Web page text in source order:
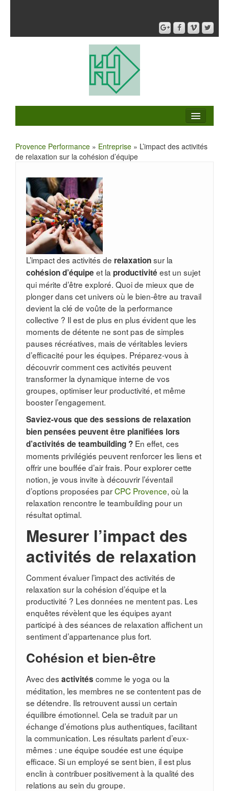
Provence Performance » Entreprise » L’impact des activités
de relaxation sur la cohésion d’équipe
L’impact des activités de relaxationsur la
cohésion d’équipe et la productivité est un sujet
qui mérite d’être exploré. Quoi de mieux que de
plonger dans cet univers où le bien-être au travail
devient la clé de voûte de la performance
collective ? Il est de plus en plus évident que les
moments de détente ne sont pas de simples
pauses récréatives, mais de véritables leviers
d’efficacité pour les équipes. Préparez-vous à
découvrir comment ces activités peuvent
transformer la dynamique interne de vos
groupes, optimiser leur productivité, et même
booster l’engagement.
Saviez-vous que des sessions de relaxation
bien pensées peuvent être planifiées lors
d’activités de teambuilding ? En effet, ces
moments privilégiés peuvent renforcer les liens et
offrir une bouffée d’air frais. Pour explorer cette
notion, je vous invite à découvrir l’éventail
d’options proposées parCPC Provence, où la
relaxation rencontre le teambuilding pour un
résultat optimal.
Mesurer l’impact des
activités de relaxation
Comment évaluer l’impact des activités de
relaxation sur la cohésion d’équipe et la
productivité ? Les données ne mentent pas. Les
enquêtes révèlent que les équipes ayant
participé à des séances de relaxation affichent un
sentiment d’appartenance plus fort.
Cohésion et bien-être
Avec des activités comme le yoga ou la
méditation, les membres ne se contentent pas de
se détendre. Ils retrouvent aussi un certain
équilibre émotionnel. Cela se traduit par un
échange d’émotions plus authentiques, facilitant
la communication. Les résultats parlent d’eux-
mêmes : une équipe soudée est une équipe
efficace. Si un employé se sent bien, il est plus
enclin à contribuer positivement à la qualité des
relations au sein du groupe.